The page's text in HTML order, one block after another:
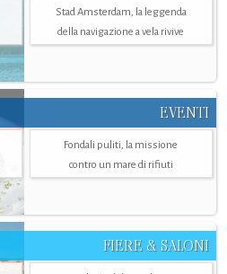
Stad Amsterdam, la leggenda
della navigazione a vela rivive
EVENTI
Fondali puliti, la missione
contro un mare di rifiuti
FIERE & SALONI